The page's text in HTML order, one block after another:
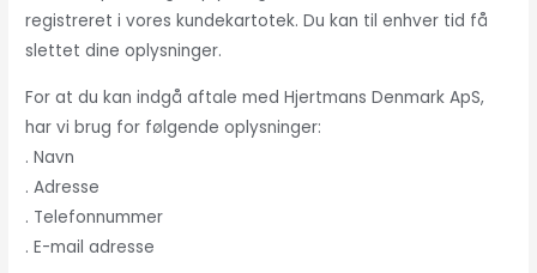
registreret i vores kundekartotek. Du kan til enhver tid få
slettet dine oplysninger.
For at du kan indgå aftale med Hjertmans Denmark ApS,
har vi brug for følgende oplysninger:
. Navn
. Adresse
. Telefonnummer
. E-mail adresse